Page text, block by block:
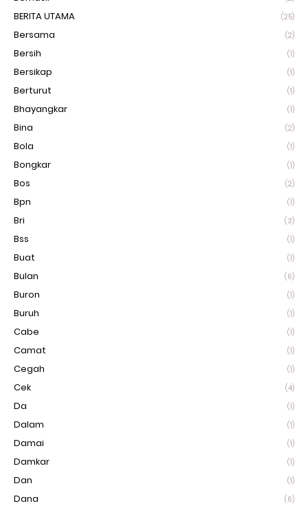
BERITA UTAMA (25)
Bersama (2)
Bersih (1)
Bersikap (1)
Berturut (1)
Bhayangkar (1)
Bina (2)
Bola (1)
Bongkar (1)
Bos (2)
Bpn (1)
Bri (3)
Bss (1)
Buat (1)
Bulan (6)
Buron (1)
Buruh (1)
Cabe (1)
Camat (1)
Cegah (1)
Cek (4)
Da (1)
Dalam (1)
Damai (1)
Damkar (1)
Dan (1)
Dana (6)